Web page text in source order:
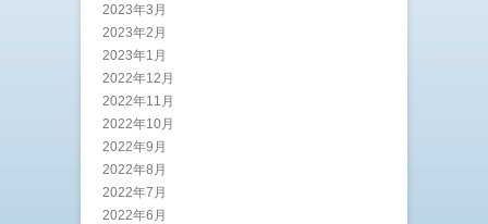
2023年3月
2023年2月
2023年1月
2022年12月
2022年11月
2022年10月
2022年9月
2022年8月
2022年7月
2022年6月